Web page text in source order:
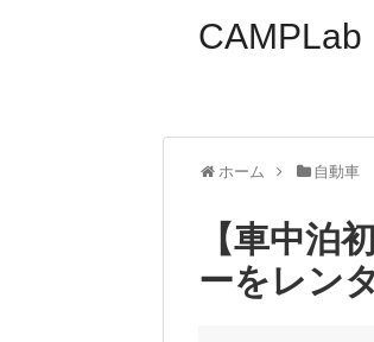
CAMPLab
ホーム 自動車
【車中泊
ーをレン